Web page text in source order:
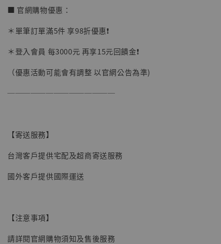
【現貨】BJSTUDIO 1/6系列可動蒐藏人偶 讓
NT$ 5,300
■ 官網購物優惠：
＊單筆訂單滿5件 享98折優惠❗️
＊登入會員 每3000元 再享15元回饋金❗️
（優惠活動可能會有調整 以官網公告為準)
──────────────
【寄送服務】
台灣客戶提供宅配及超商寄送服務
國外客戶提供國際運送
【注意事項】
請詳閱官網購物須知及售後服務